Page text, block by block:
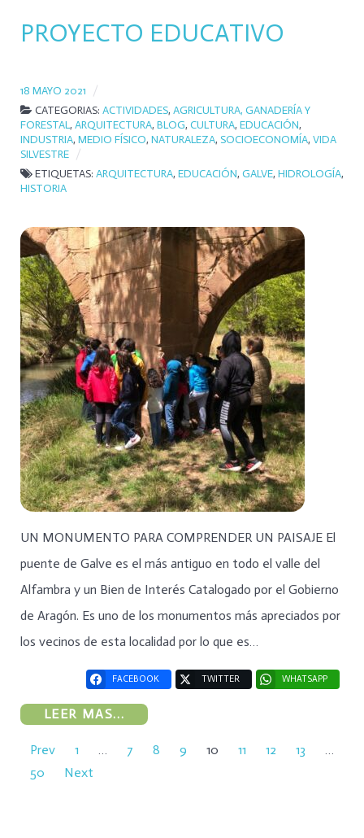
PROYECTO EDUCATIVO
18 MAYO 2021
CATEGORIAS: ACTIVIDADES, AGRICULTURA, GANADERÍA Y
FORESTAL, ARQUITECTURA, BLOG, CULTURA, EDUCACIÓN,
INDUSTRIA, MEDIO FÍSICO, NATURALEZA, SOCIOECONOMÍA, VIDA
SILVESTRE
ETIQUETAS: ARQUITECTURA, EDUCACIÓN, GALVE, HIDROLOGÍA,
HISTORIA
UN MONUMENTO PARA COMPRENDER UN PAISAJE El
puente de Galve es el más antiguo en todo el valle del
Alfambra y un Bien de Interés Catalogado por el Gobierno
de Aragón. Es uno de los monumentos más apreciados por
los vecinos de esta localidad por lo que es…
FACEBOOK TWITTER WHATSAPP
LEER MAS...
Prev 1 … 7 8 9 10 11 12 13
…
50
Next